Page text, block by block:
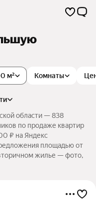
Комнаты
м²
области — 838
по продаже квартир
₽ на Яндекс
площадью от
жилье — фото,